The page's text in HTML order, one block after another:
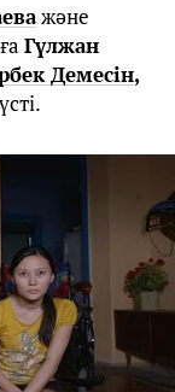
және
Гүлжан
Демесін,